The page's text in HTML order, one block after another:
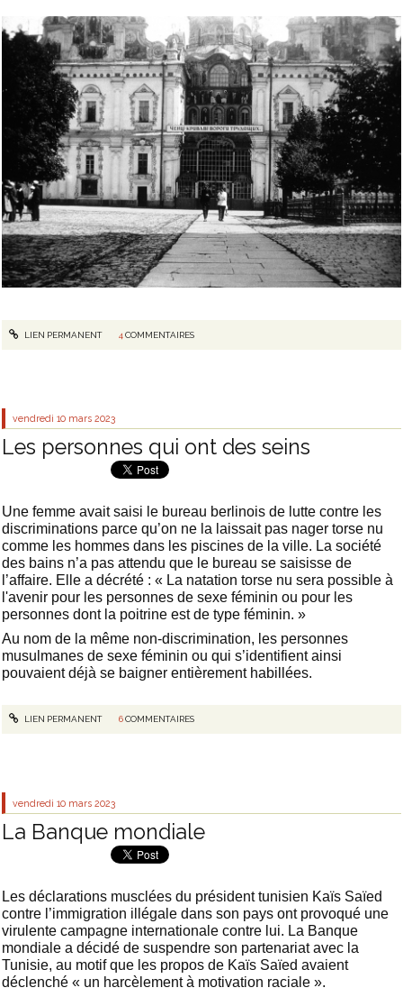
LIEN PERMANENT 4 COMMENTAIRES
vendredi 10 mars 2023
Les personnes qui ont des seins
Une femme avait saisi le bureau berlinois de lutte contre les
discriminations parce qu’on ne la laissait pas nager torse nu
comme les hommes dans les piscines de la ville. La société
des bains n’a pas attendu que le bureau se saisisse de
l’affaire. Elle a décrété : « La natation torse nu sera possible à
l'avenir pour les personnes de sexe féminin ou pour les
personnes dont la poitrine est de type féminin. »
Au nom de la même non-discrimination, les personnes
musulmanes de sexe féminin ou qui s’identifient ainsi
pouvaient déjà se baigner entièrement habillées.
LIEN PERMANENT 6COMMENTAIRES
vendredi 10 mars 2023
La Banque mondiale
Les déclarations musclées du président tunisien Kaïs Saïed
contre l’immigration illégale dans son pays ont provoqué une
virulente campagne internationale contre lui. La Banque
mondiale a décidé de suspendre son partenariat avec la
Tunisie, au motif que les propos de Kaïs Saïed avaient
déclenché « un harcèlement à motivation raciale ».